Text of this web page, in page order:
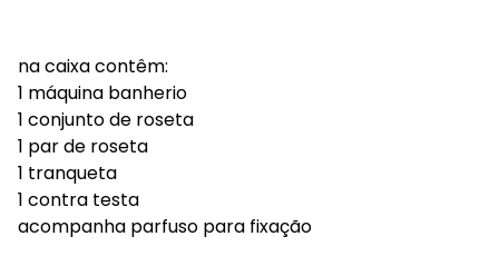
na caixa contêm:
1 máquina banherio
1 conjunto de roseta
1 par de roseta
1 tranqueta
1 contra testa
acompanha parfuso para fixação